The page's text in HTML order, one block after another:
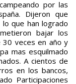
por las
Dijeron que
que han logrado
bajar los
veces en año y
mas esquilmado
A cientos de
en los bancos,
Participaciones